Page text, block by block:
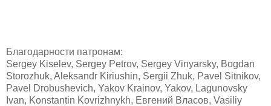
Благодарности патронам:
Sergey Kiselev, Sergey Petrov, Sergey Vinyarsky, Bogdan
Storozhuk, Aleksandr Kiriushin, Sergii Zhuk, Pavel Sitnikov,
Pavel Drobushevich, Yakov Krainov, Yakov, Lagunovsky
Ivan, Konstantin Kovrizhnykh, Евгений Власов, Vasiliy